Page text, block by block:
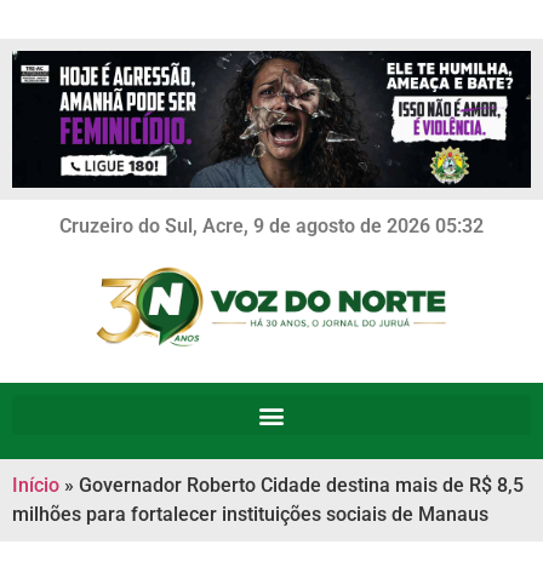
Cruzeiro do Sul, Acre, 9 de agosto de 2026 05:32
Início » Governador Roberto Cidade destina mais de R$ 8,5
milhões para fortalecer instituições sociais de Manaus